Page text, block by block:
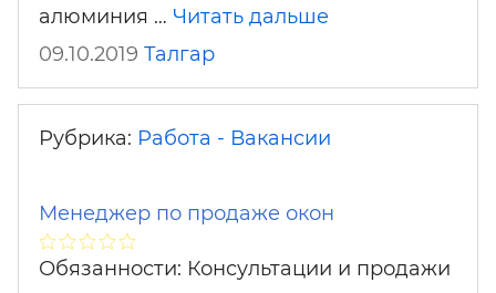
алюминия … Читать дальше
09.10.2019 Талгар
Рубрика: Работа - Вакансии
Менеджер по продаже окон
Обязанности: Консультации и продажи